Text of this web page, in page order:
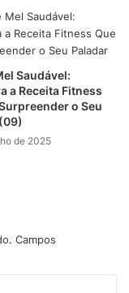
A e C,
e ajuda a
Saudáveis
Saudável:
a Receita Fitness
o Seu
de 2025
Campos